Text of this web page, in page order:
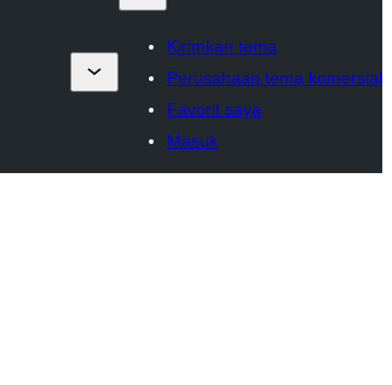
Kirimkan tema
Perusahaan tema komersial
Favorit saya
Masuk